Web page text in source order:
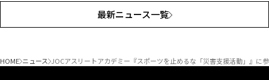
最新ニュース一覧
HOME ニュース JOCアスリートアカデミー『スポーツを止めるな「災害支援活動」』に